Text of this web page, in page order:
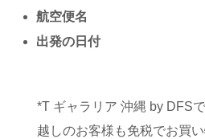
航空便名
出発の日付
*T ギャラリア 沖縄 by DFS
越しのお客様も免税でお買